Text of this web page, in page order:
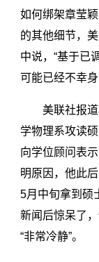
如何绑架章莹
的其他细节，
中说，“基于已
可能已经不幸身
美联社报
学物理系攻读
向学位顾问表
明原因，他此
5月中旬拿到硕
新闻后惊呆了
“非常冷静”。